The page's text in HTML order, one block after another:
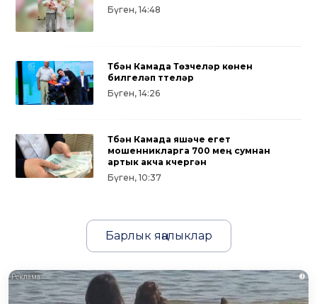
Бүген, 14:48
Түбән Камада Төзүчеләр көнен
билгеләп үттеләр
Бүген, 14:26
Түбән Камада яшәүче егет
мошенникларга 700 мең сумнан
артык акча күчергән
Бүген, 10:37
Барлык яңалыклар
i